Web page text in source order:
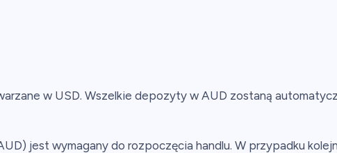
w USD. Wszelkie depozyty w AUD zostaną
jest wymagany do rozpoczęcia handlu. W przypadku